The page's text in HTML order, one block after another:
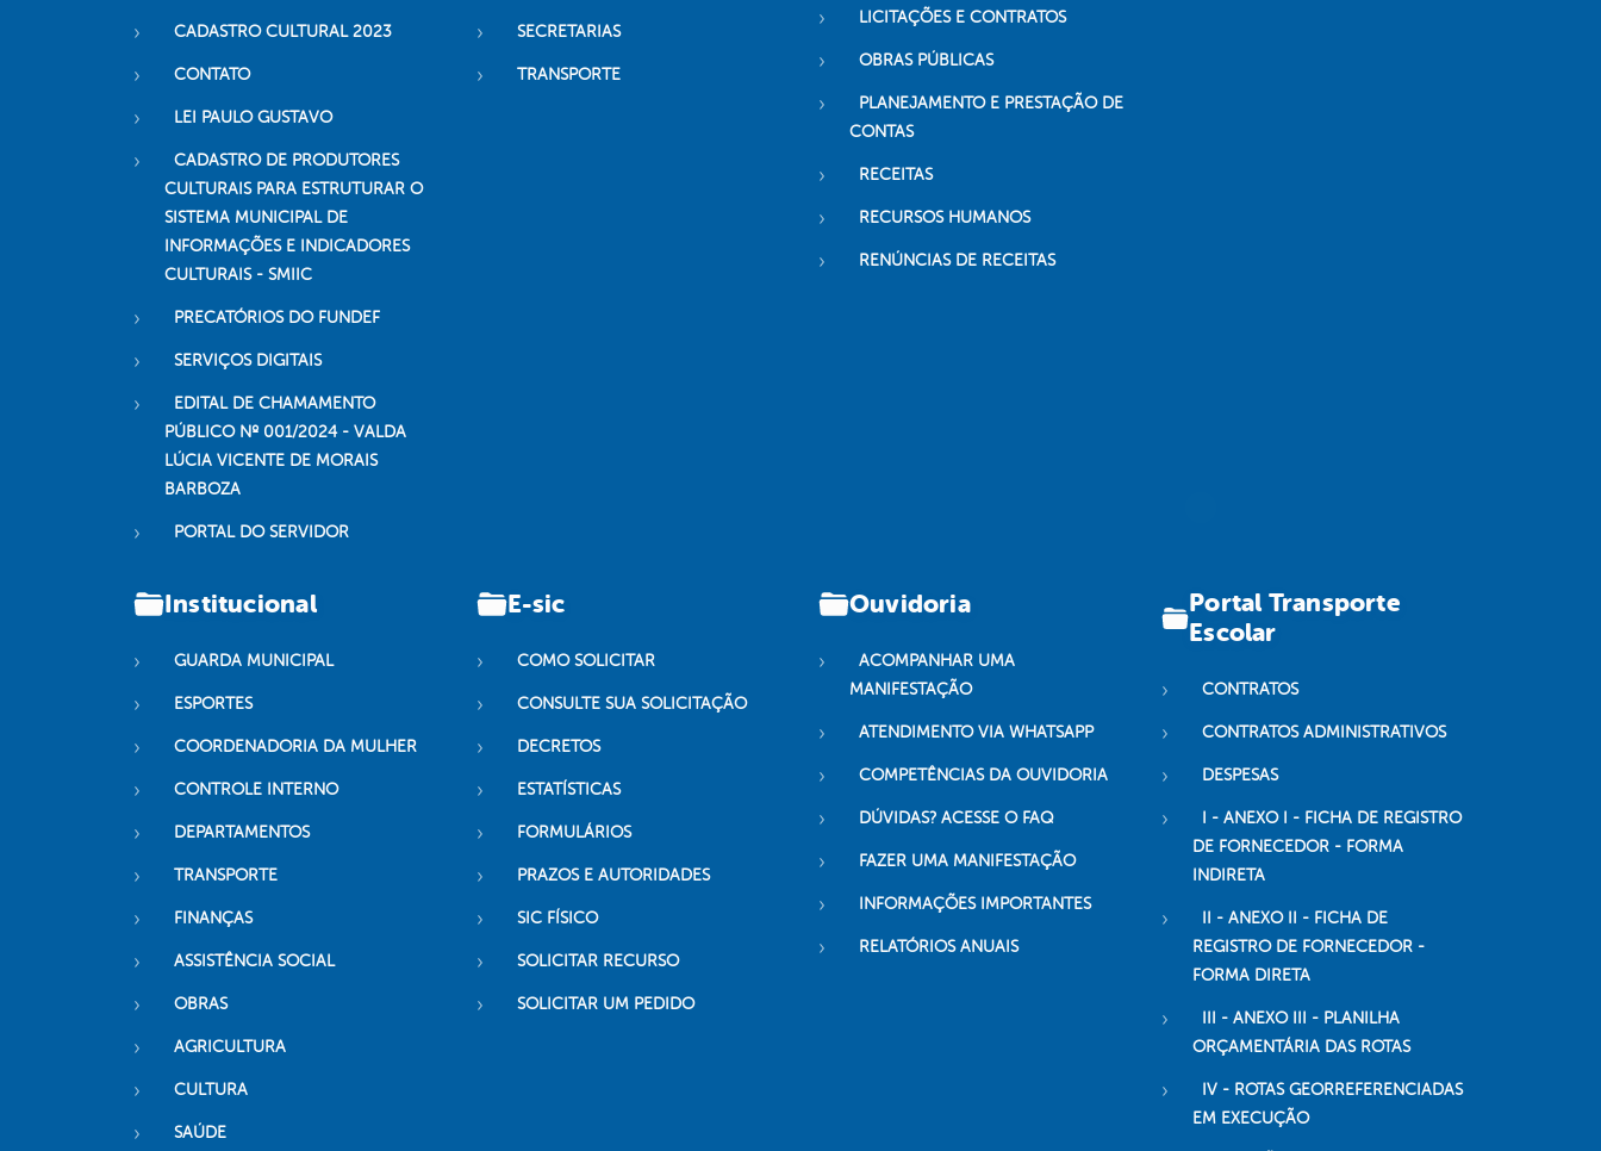
CADASTRO CULTURAL 2023
CONTATO
LEI PAULO GUSTAVO
CADASTRO DE PRODUTORES
CULTURAIS PARA ESTRUTURAR O
SISTEMA MUNICIPAL DE
INFORMAÇÕES E INDICADORES
CULTURAIS - SMIIC
PRECATÓRIOS DO FUNDEF
SERVIÇOS DIGITAIS
EDITAL DE CHAMAMENTO
PÚBLICO Nº 001/2024 - VALDA
LÚCIA VICENTE DE MORAIS
BARBOZA
PORTAL DO SERVIDOR
SECRETARIAS
TRANSPORTE
LICITAÇÕES E CONTRATOS
OBRAS PÚBLICAS
PLANEJAMENTO E PRESTAÇÃO DE
CONTAS
RECEITAS
RECURSOS HUMANOS
RENÚNCIAS DE RECEITAS
Institucional
GUARDA MUNICIPAL
ESPORTES
COORDENADORIA DA MULHER
CONTROLE INTERNO
DEPARTAMENTOS
TRANSPORTE
FINANÇAS
ASSISTÊNCIA SOCIAL
OBRAS
AGRICULTURA
CULTURA
SAÚDE
E-sic
COMO SOLICITAR
CONSULTE SUA SOLICITAÇÃO
DECRETOS
ESTATÍSTICAS
FORMULÁRIOS
PRAZOS E AUTORIDADES
SIC FÍSICO
SOLICITAR RECURSO
SOLICITAR UM PEDIDO
Ouvidoria
ACOMPANHAR UMA
MANIFESTAÇÃO
ATENDIMENTO VIA WHATSAPP
COMPETÊNCIAS DA OUVIDORIA
DÚVIDAS? ACESSE O FAQ
FAZER UMA MANIFESTAÇÃO
INFORMAÇÕES IMPORTANTES
RELATÓRIOS ANUAIS
Portal Transporte
Escolar
CONTRATOS
CONTRATOS ADMINISTRATIVOS
DESPESAS
I - ANEXO I - FICHA DE REGISTRO
DE FORNECEDOR - FORMA
INDIRETA
II - ANEXO II - FICHA DE
REGISTRO DE FORNECEDOR -
FORMA DIRETA
III - ANEXO III - PLANILHA
ORÇAMENTÁRIA DAS ROTAS
IV - ROTAS GEORREFERENCIADAS
EM EXECUÇÃO